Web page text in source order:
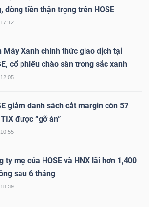
dòng tiền thận trọng trên HOSE
Máy Xanh chính thức giao dịch tại
cổ phiếu chào sàn trong sắc xanh
giảm danh sách cắt margin còn 57
được “gỡ án”
ty mẹ của HOSE và HNX lãi hơn 1,400
sau 6 tháng